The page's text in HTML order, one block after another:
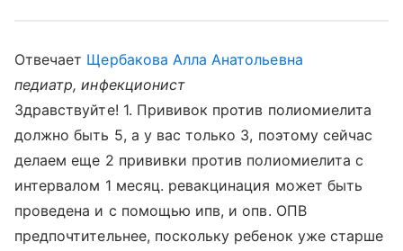
Отвечает Щербакова Алла Анатольевна
педиатр, инфекционист
Здравствуйте! 1. Прививок против полиомиелита
должно быть 5, а у вас только 3, поэтому сейчас
делаем еще 2 прививки против полиомиелита с
интервалом 1 месяц. ревакцинация может быть
проведена и с помощью ипв, и опв. ОПВ
предпочтительнее, поскольку ребенок уже старше